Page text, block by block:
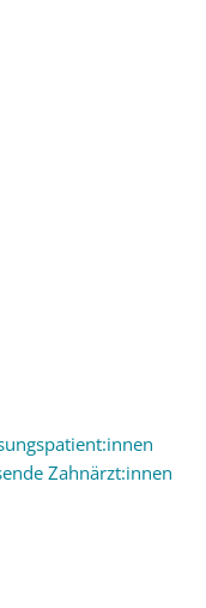
Zahnärzt:innen